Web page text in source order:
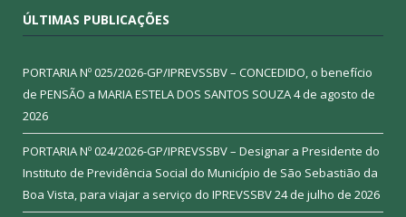
ÚLTIMAS PUBLICAÇÕES
PORTARIA Nº 025/2026-GP/IPREVSSBV – CONCEDIDO, o benefício
de PENSÃO a MARIA ESTELA DOS SANTOS SOUZA4 de agosto de
2026
PORTARIA Nº 024/2026-GP/IPREVSSBV – Designar a Presidente do
Instituto de Previdência Social do Município de São Sebastião da
Boa Vista, para viajar a serviço do IPREVSSBV24 de julho de 2026